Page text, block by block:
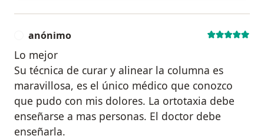
anónimo
Lo mejor
Su técnica de curar y alinear la columna es
maravillosa, es el único médico que conozco
que pudo con mis dolores. La ortotaxia debe
enseñarse a mas personas. El doctor debe
enseñarla.